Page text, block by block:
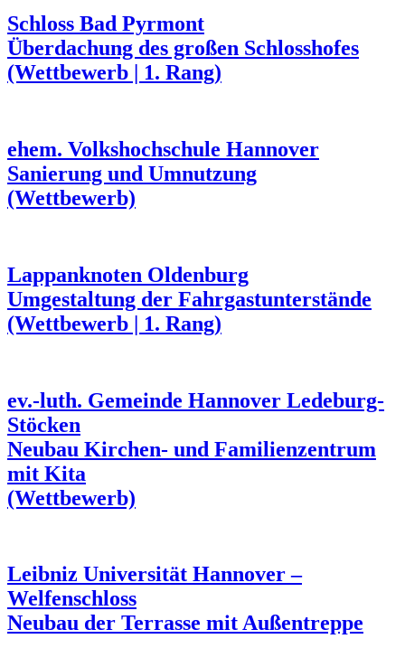
Schloss Bad Pyrmont
Überdachung des großen Schlosshofes
(Wettbewerb | 1. Rang)
ehem. Volkshochschule Hannover
Sanierung und Umnutzung
(Wettbewerb)
Lappanknoten Oldenburg
Umgestaltung der Fahrgastunterstände
(Wettbewerb | 1. Rang)
ev.-luth. Gemeinde Hannover Ledeburg-
Stöcken
Neubau Kirchen- und Familienzentrum
mit Kita
(Wettbewerb)
Leibniz Universität Hannover –
Welfenschloss
Neubau der Terrasse mit Außentreppe